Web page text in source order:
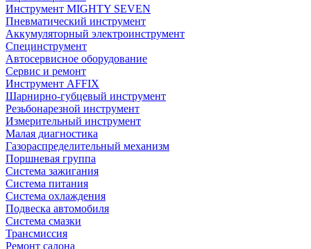
Инструмент MIGHTY SEVEN
Пневматический инструмент
Аккумуляторный электроинструмент
Специнструмент
Автосервисное оборудование
Сервис и ремонт
Инструмент AFFIX
Шарнирно-губцевый инструмент
Резьбонарезной инструмент
Измерительный инструмент
Малая диагностика
Газораспределительный механизм
Поршневая группа
Система зажигания
Система питания
Система охлаждения
Подвеска автомобиля
Система смазки
Трансмиссия
Ремонт салона